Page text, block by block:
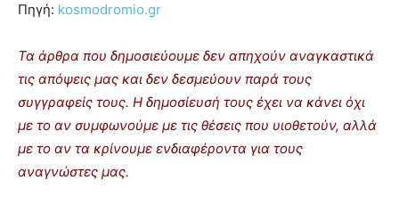
Πηγή: kosmodromio.gr
Τα άρθρα που δημοσιεύουμε δεν απηχούν αναγκαστικά
τις απόψεις μας και δεν δεσμεύουν παρά τους
συγγραφείς τους. Η δημοσίευσή τους έχει να κάνει όχι
με το αν συμφωνούμε με τις θέσεις που υιοθετούν, αλλά
με το αν τα κρίνουμε ενδιαφέροντα για τους
αναγνώστες μας.